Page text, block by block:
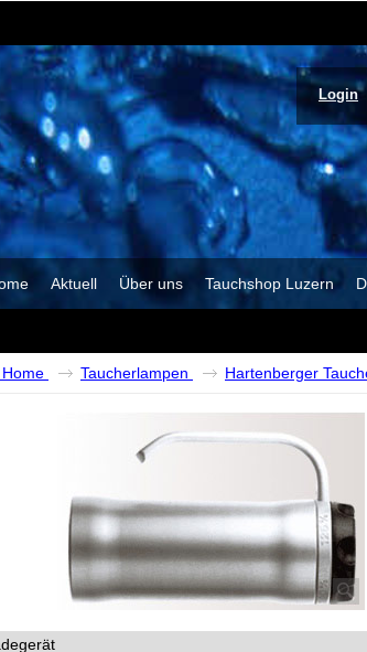
Login
Aktuell Über uns Tauchshop Luzern
Home Taucherlampen Hartenberger